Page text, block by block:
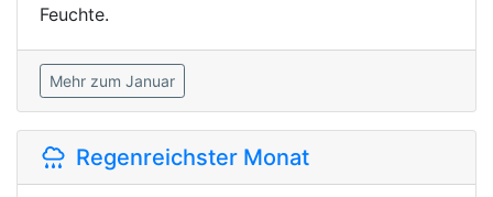
Feuchte.
Mehr zum Januar
Regenreichster Monat